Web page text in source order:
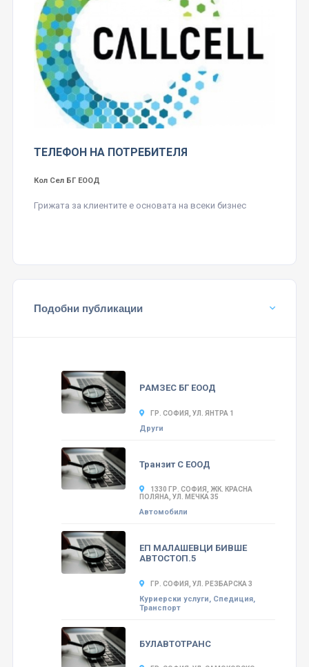
ТЕЛЕФОН НА ПОТРЕБИТЕЛЯ
Кол Сел БГ ЕООД
Грижата за клиентите е основата на всеки бизнес
Подобни публикации
РАМЗЕС БГ ЕООД
ГР. СОФИЯ, УЛ. ЯНТРА 1
Други
Транзит С ЕООД
1330 ГР. СОФИЯ, ЖК. КРАСНА
ПОЛЯНА, УЛ. МЕЧКА 35
Автомобили
ЕП МАЛАШЕВЦИ БИВШЕ
АВТОСТОП.5
ГР. СОФИЯ, УЛ. РЕЗБАРСКА 3
Куриерски услуги, Спедиция,
Транспорт
БУЛАВТОТРАНС